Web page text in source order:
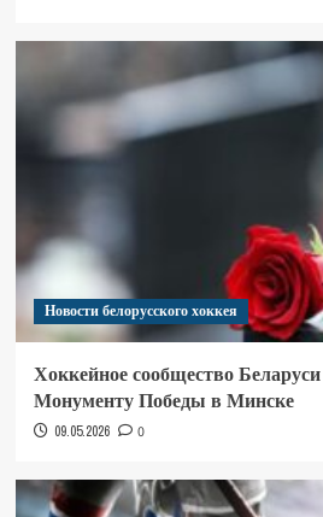
Новости белорусского хоккея
Хоккейное сообщество
Монументу Победы в Минске
09.05.2026 0